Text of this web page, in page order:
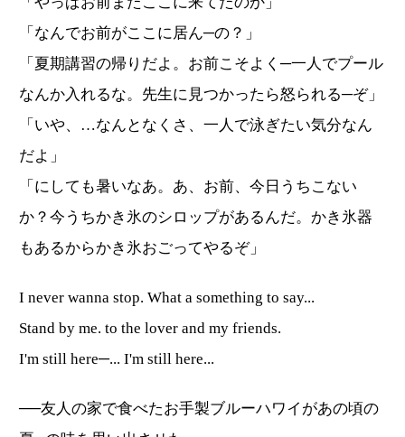
「なんでお前がここに居ん─の？」
「夏期講習の帰りだよ。お前こそよく─一人でプール
なんか入れるな。先生に見つかったら怒られる─ぞ」
「いや、…なんとなくさ、一人で泳ぎたい気分なん
だよ」
「にしても暑いなあ。あ、お前、今日うちこない
か？今うちかき氷のシロップがあるんだ。かき氷器
もあるからかき氷おごってやるぞ」
I never wanna stop. What a something to say...
Stand by me. to the lover and my friends.
I'm still here─... I'm still here...
──友人の家で食べたお手製ブルーハワイがあの頃の